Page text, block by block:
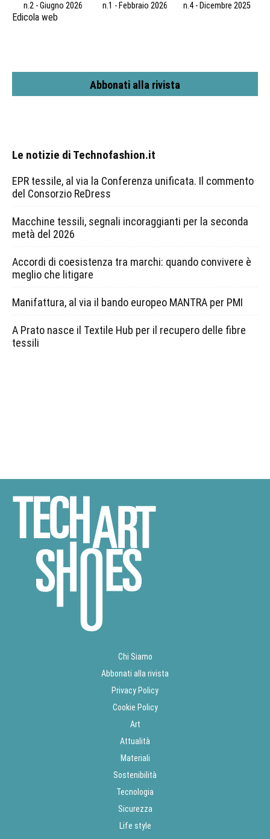
n.2 - Giugno 2026 n.1 - Febbraio 2026 n.4 - Dicembre 2025
Edicola web
Abbonati alla rivista
Le notizie di Technofashion.it
EPR tessile, al via la Conferenza unificata. Il commento
del Consorzio ReDress
Macchine tessili, segnali incoraggianti per la seconda
metà del 2026
Accordi di coesistenza tra marchi: quando convivere è
meglio che litigare
Manifattura, al via il bando europeo MANTRA per PMI
A Prato nasce il Textile Hub per il recupero delle fibre
tessili
Chi Siamo
Abbonati alla rivista
Privacy Policy
Cookie Policy
Art
Attualità
Materiali
Sostenibilità
Tecnologia
Sicurezza
Life style